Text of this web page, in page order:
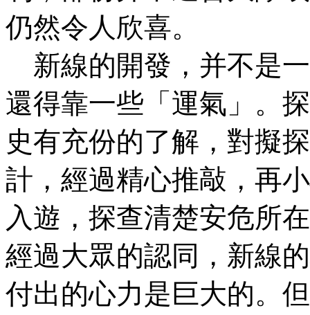
仍然令人欣喜。
新線的開發，并不是
還得靠一些「運氣」。
史有充份的了解，對擬
計，經過精心推敲，再
入遊，探查清楚安危所
經過大眾的認同，新線
付出的心力是巨大的。